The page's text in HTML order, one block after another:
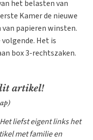
het belasten van
Kamer de nieuwe
papieren winsten.
Het is
box 3-rechtszaken.
artikel!
liefst eigent links het
met familie en